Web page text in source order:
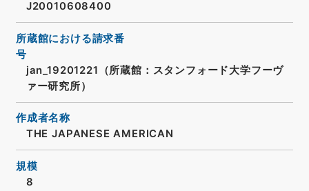
J20010608400
所蔵館における請求番
号
jan_19201221（所蔵館：スタンフォード大学フーヴ
ァー研究所）
作成者名称
THE JAPANESE AMERICAN
規模
8